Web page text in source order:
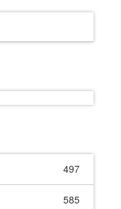
497
585